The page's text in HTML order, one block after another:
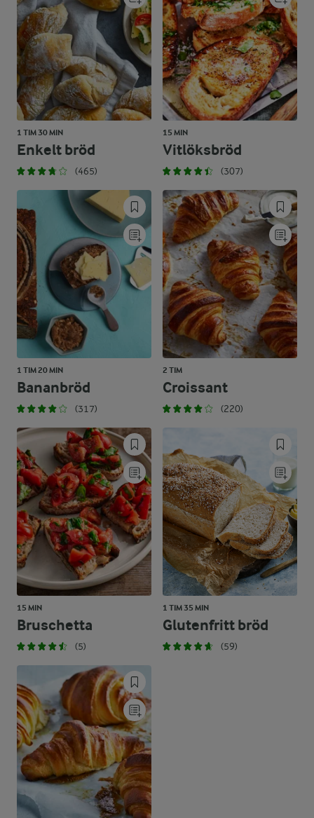
1 TIM 30 MIN
Enkelt bröd
(465)
15 MIN
Vitlöksbröd
(307)
1 TIM 20 MIN
Bananbröd
(317)
2 TIM
Croissant
(220)
15 MIN
Bruschetta
(5)
1 TIM 35 MIN
Glutenfritt bröd
(59)